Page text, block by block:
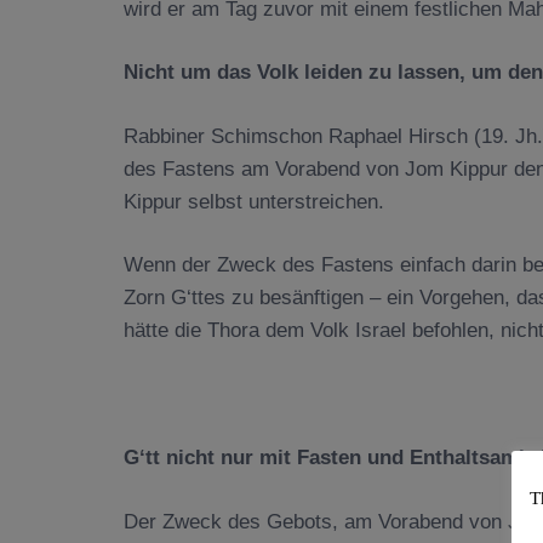
wird er am Tag zuvor mit einem festlichen
Nicht um das Volk leiden zu lassen, um
Rabbiner Schimschon Raphael Hirsch (19.
des Fastens am Vorabend von Jom Kippur
Kippur selbst unterstreichen.
Wenn der Zweck des Fastens einfach darin
Zorn G‘ttes zu besänftigen – ein Vorgehen,
hätte die Thora dem Volk Israel befohlen,
G‘tt nicht nur mit Fasten und
Der Zweck des Gebots, am Vorabend von